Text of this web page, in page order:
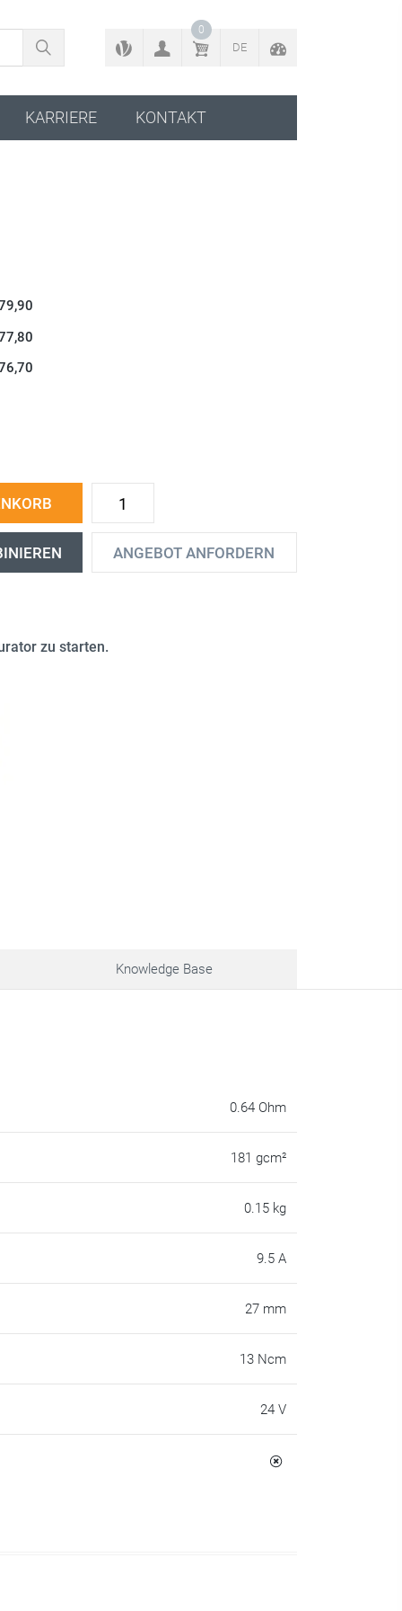
ZURÜCK ZUM KONFIGURATOR
0
DE
KARRIERE KONTAKT
ANGEBOT ANFORDERN
zu starten.
Knowledge Base
0.64 Ohm
181 gcm²
0.15 kg
9.5 A
27 mm
13 Ncm
24 V